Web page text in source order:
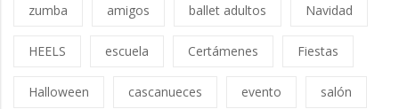
zumba amigos ballet adultos Navidad
HEELS escuela Certámenes Fiestas
Halloween cascanueces evento salón